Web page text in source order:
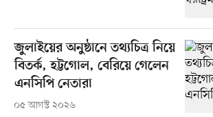
জুলাইয়ের অনুষ্ঠানে তথ্যচিত্র নিয়ে
বিতর্ক, হট্টগোল, বেরিয়ে গেলেন
এনসিপি নেতারা
০৫ আগস্ট ২০২৬